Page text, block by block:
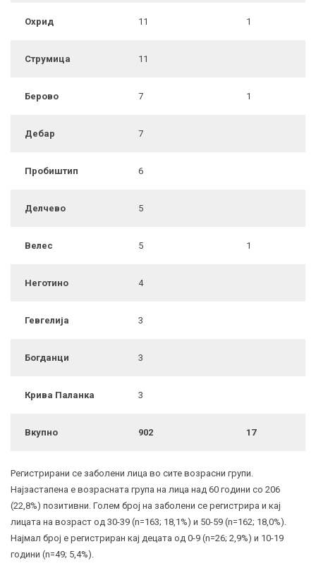
Охрид 11 1
Струмица 11
Берово 7 1
Дебар 7
Пробиштип 6
Делчево 5
Велес 5 1
Неготино 4
Гевгелија 3
Богданци 3
Крива Паланка 3
Вкупно 902 17
Регистрирани се заболени лица во сите возрасни групи.
Најзастапена е возрасната група на лица над 60 години со 206
(22,8%) позитивни. Голем број на заболени се регистрира и кај
лицата на возраст од 30-39 (n=163; 18,1%) и 50-59 (n=162; 18,0%).
Најмал број е регистриран кај децата од 0-9 (n=26; 2,9%) и 10-19
години (n=49; 5,4%).